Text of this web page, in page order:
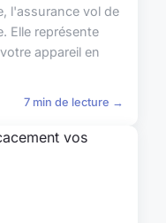
l'assurance vol de
Elle représente
appareil en
7 min de lecture →